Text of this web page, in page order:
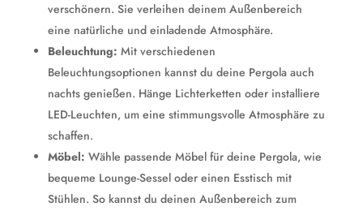
verschönern. Sie verleihen deinem Außenbereich
eine natürliche und einladende Atmosphäre.
Beleuchtung: Mit verschiedenen
Beleuchtungsoptionen kannst du deine Pergola auch
nachts genießen. Hänge Lichterketten oder installiere
LED-Leuchten, um eine stimmungsvolle Atmosphäre zu
schaffen.
Möbel: Wähle passende Möbel für deine Pergola, wie
bequeme Lounge-Sessel oder einen Esstisch mit
Stühlen. So kannst du deinen Außenbereich zum